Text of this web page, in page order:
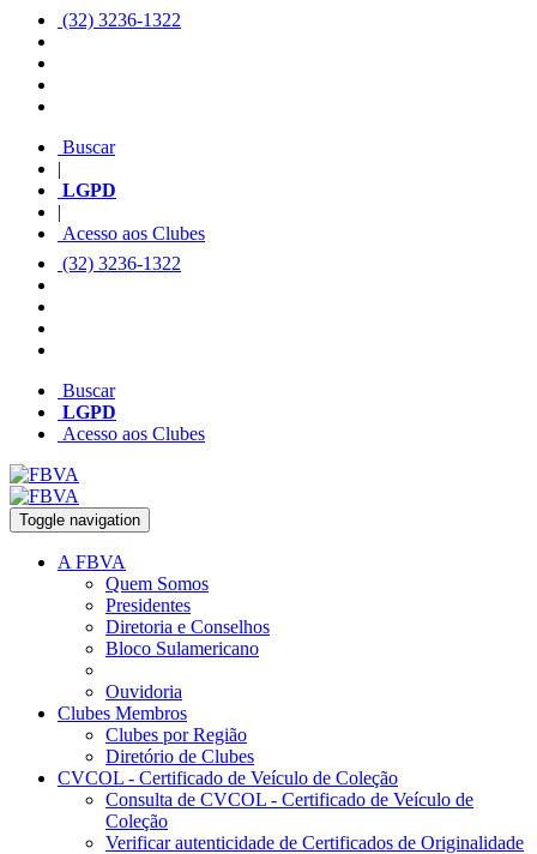
(32) 3236-1322
Buscar
|
LGPD
|
Acesso aos Clubes
(32) 3236-1322
Buscar
LGPD
Acesso aos Clubes
Toggle navigation
A FBVA
Quem Somos
Presidentes
Diretoria e Conselhos
Bloco Sulamericano
Ouvidoria
Clubes Membros
Clubes por Região
Diretório de Clubes
CVCOL - Certificado de Veículo de Coleção
Consulta de CVCOL - Certificado de Veículo de
Coleção
Verificar autenticidade de Certificados de Originalidade